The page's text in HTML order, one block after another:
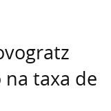
taxa de